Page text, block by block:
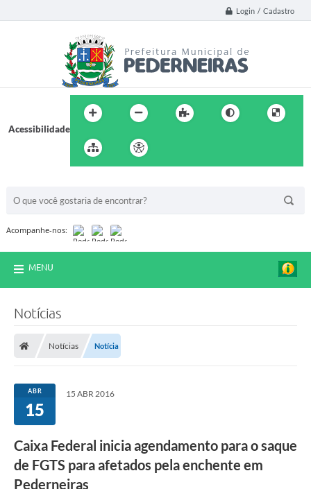
Login / Cadastro
Acessibilidade
Acompanhe-nos:
MENU
Notícias
Notícias Notícia
ABR
15
15 ABR 2016
Caixa Federal inicia agendamento para o saque
de FGTS para afetados pela enchente em
Pederneiras